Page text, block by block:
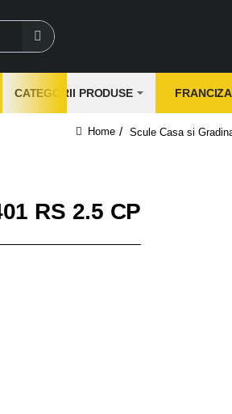
CATEGORII PRODUSE FRANCIZA
Scule Casa si
RS 2.5 CP